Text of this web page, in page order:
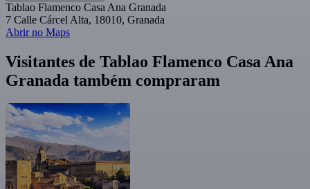
Tablao Flamenco Casa Ana Granada
7 Calle Cárcel Alta, 18010, Granada
Abrir no Maps
Visitantes de Tablao Flamenco Casa Ana
Granada também compraram